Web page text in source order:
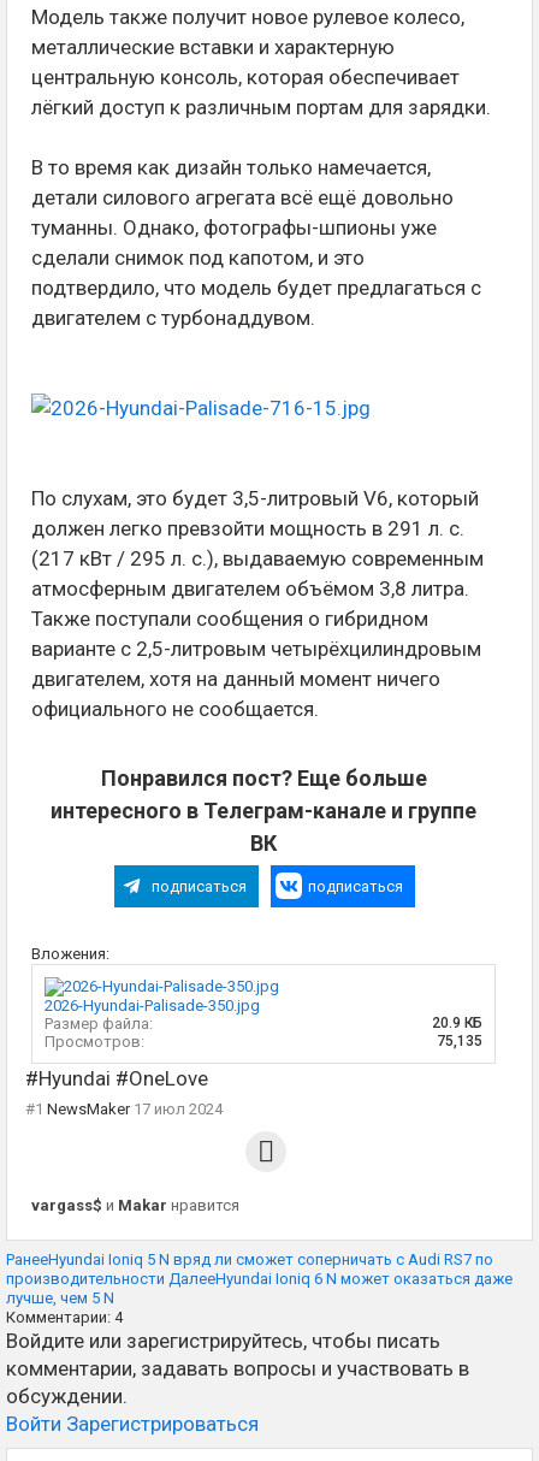
Модель также получит новое рулевое колесо,
металлические вставки и характерную
центральную консоль, которая обеспечивает
лёгкий доступ к различным портам для зарядки.
В то время как дизайн только намечается,
детали силового агрегата всё ещё довольно
туманны. Однако, фотографы-шпионы уже
сделали снимок под капотом, и это
подтвердило, что модель будет предлагаться с
двигателем с турбонаддувом.
По слухам, это будет 3,5-литровый V6, который
должен легко превзойти мощность в 291 л. с.
(217 кВт / 295 л. с.), выдаваемую современным
атмосферным двигателем объёмом 3,8 литра.
Также поступали сообщения о гибридном
варианте с 2,5-литровым четырёхцилиндровым
двигателем, хотя на данный момент ничего
официального не сообщается.
Понравился пост? Еще больше
интересного в Телеграм-канале и группе
ВК
подписаться подписаться
Вложения:
2026-Hyundai-Palisade-350.jpg
Размер файла:
20.9 КБ
Просмотров: 75,135
#Hyundai #OneLove
#1 NewsMaker 17 июл 2024
vargass$ и Makar нравится
РанееHyundai Ioniq 5 N вряд ли сможет соперничать с Audi RS7 по
производительности ДалееHyundai Ioniq 6 N может оказаться даже
лучше, чем 5 N
Комментарии: 4
Войдите или зарегистрируйтесь, чтобы писать
комментарии, задавать вопросы и участвовать в
обсуждении.
Войти Зарегистрироваться